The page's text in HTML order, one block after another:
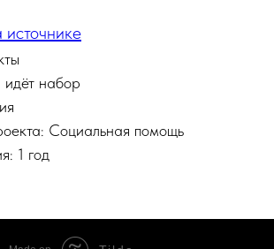
идёт набор
Социальная помощь
1 год